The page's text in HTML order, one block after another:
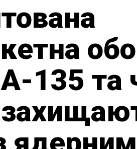
135 та